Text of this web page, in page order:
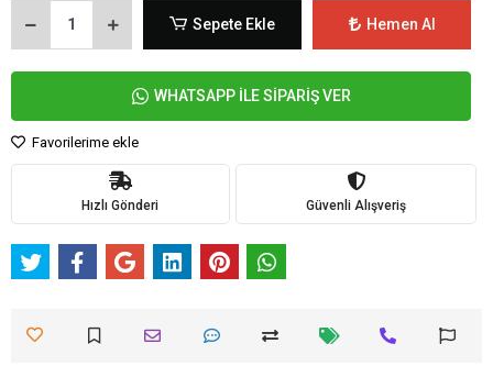
Sepete Ekle Hemen Al
WHATSAPP İLE SİPARİŞ VER
Favorilerime ekle
Hızlı Gönderi Güvenli Alışveriş